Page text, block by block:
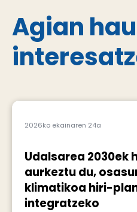
Agian
2026ko ekainaren 24a
Udalsarea 2030ek
aurkeztu du,
klimatikoa hiri-
integratzeko